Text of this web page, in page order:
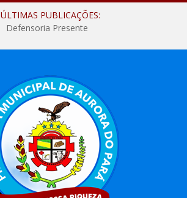
ÚLTIMAS PUBLICAÇÕES:
Defensoria Presente